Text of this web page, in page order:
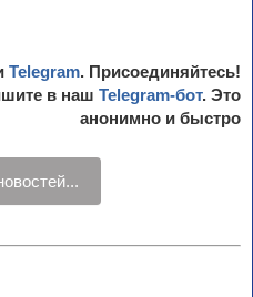
Telegram. Присоединяйтесь!
в наш Telegram-бот. Это
анонимно и быстро